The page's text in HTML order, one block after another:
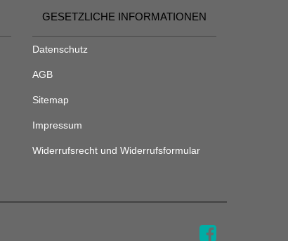
GESETZLICHE INFORMATIONEN
Datenschutz
AGB
Sitemap
Impressum
Widerrufsrecht und Widerrufsformular